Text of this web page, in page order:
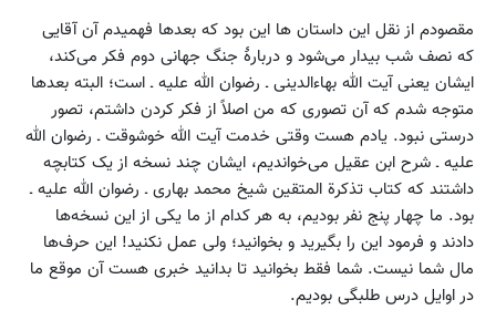
مقصودم از نقل این داستان ها این بود که بعدها فهمیدم آن آقایی
که نصف شب بیدار می‌شود و دربارۀ جنگ جهانی دوم فکر می‌کند،
ایشان یعنی آیت الله بهاءالدینی ـ رضوان الله علیه ـ است؛ البته بعدها
متوجه شدم که آن تصوری که من اصلاً از فکر کردن داشتم، تصور
درستی نبود. یادم هست وقتی خدمت آیت الله خوشوقت ـ رضوان الله
علیه ـ شرح ابن عقیل می‌خواندیم، ایشان چند نسخه از یک کتابچه
داشتند که کتاب تذکرة المتقین شیخ محمد بهاری ـ رضوان الله علیه ـ
بود. ما چهار پنج نفر بودیم، به هر کدام از ما یکی از این نسخه‌ها
دادند و فرمود این را بگیرید و بخوانید؛ ولی عمل نکنید! این حرف‌ها
مال شما نیست. شما فقط بخوانید تا بدانید خبری هست آن موقع ما
در اوایل درس طلبگی بودیم.